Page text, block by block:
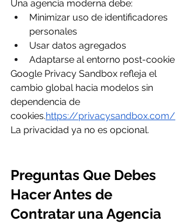
Una agencia moderna debe:
Minimizar uso de identificadores
personales
Usar datos agregados
Adaptarse al entorno post-cookie
Google Privacy Sandbox refleja el
cambio global hacia modelos sin
dependencia de
cookies.https://privacysandbox.com/
La privacidad ya no es opcional.
Preguntas Que Debes
Hacer Antes de
Contratar una Agencia